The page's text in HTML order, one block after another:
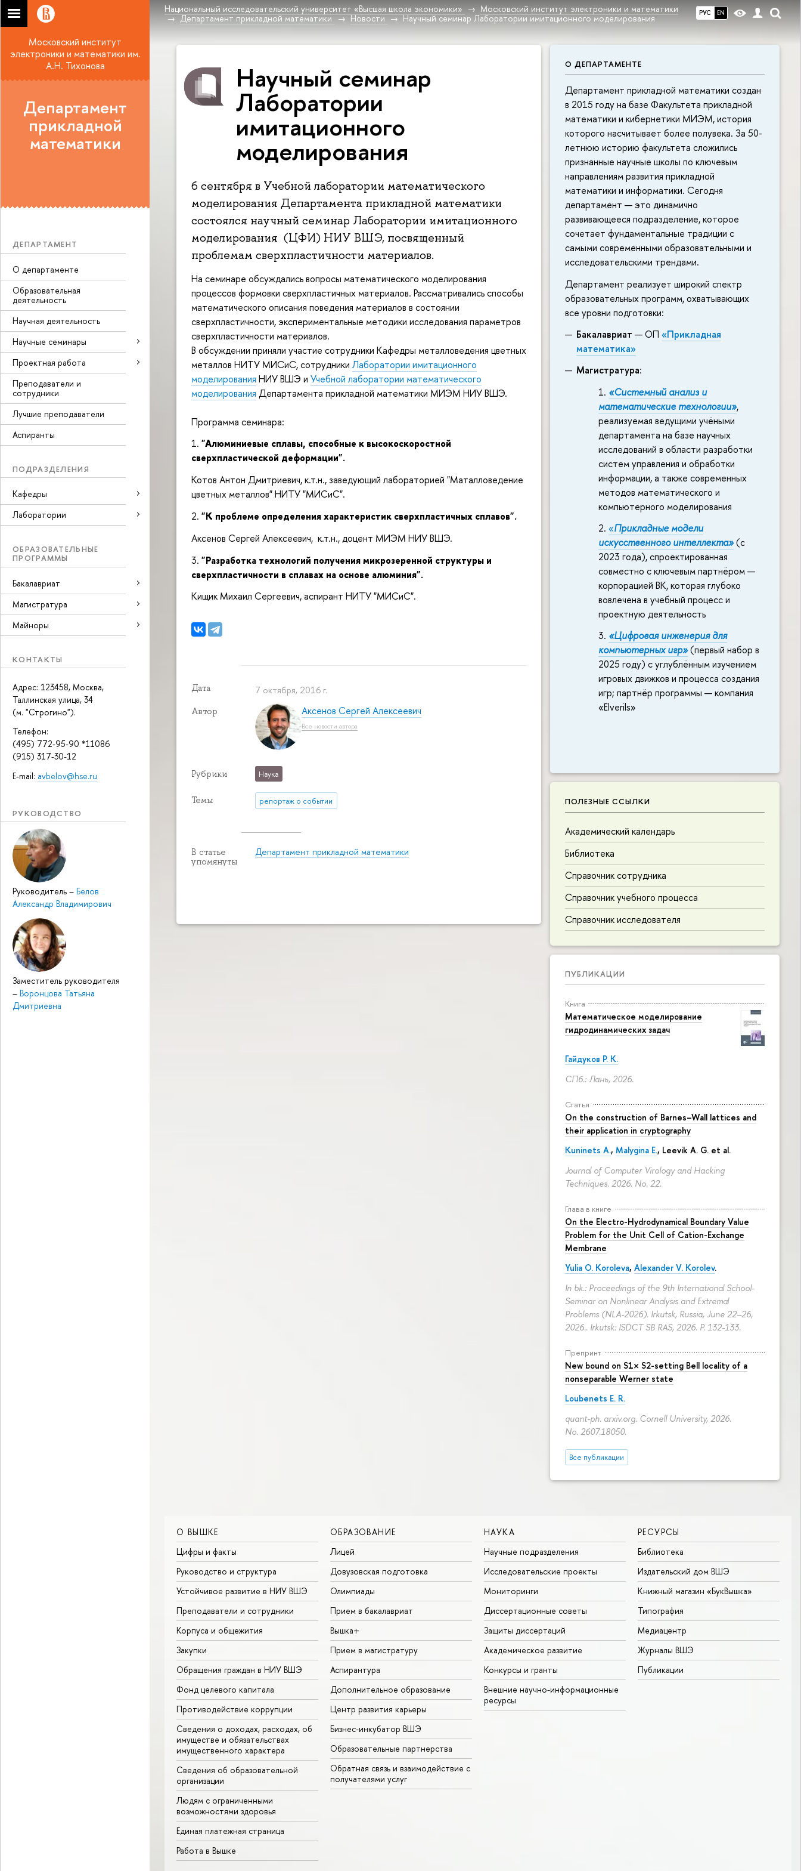
РУС EN
Национальный исследовательский университет «Высшая школа экономики»
Московский институт электроники и математики
Департамент прикладной математики
Новости Научный семинар Лаборатории имитационного моделирования
Московский институт
электроники и математики им.
А.Н. Тихонова
Департамент
прикладной
математики
ДЕПАРТАМЕНТ
О департаменте
Образовательная
деятельность
Научная деятельность
Научные семинары
Проектная работа
Преподаватели и
сотрудники
Лучшие преподаватели
Аспиранты
ПОДРАЗДЕЛЕНИЯ
Кафедры
Лаборатории
ОБРАЗОВАТЕЛЬНЫЕ
ПРОГРАММЫ
Бакалавриат
Магистратура
Майноры
КОНТАКТЫ
Адрес: 123458, Москва,
Таллинская улица, 34
(м. "Строгино").
Телефон:
(495) 772-95-90 *11086
(915) 317-30-12
E-mail: avbelov@hse.ru
РУКОВОДСТВО
Руководитель – Белов
Александр Владимирович
Заместитель руководителя
– Воронцова Татьяна
Дмитриевна
О ДЕПАРТАМЕНТЕ
Департамент прикладной математики создан
в 2015 году на базе Факультета прикладной
математики и кибернетики МИЭМ, история
которого насчитывает более полувека. За 50-
летнюю историю факультета сложились
признанные научные школы по ключевым
направлениям развития прикладной
математики и информатики. Сегодня
департамент — это динамично
развивающееся подразделение, которое
сочетает фундаментальные традиции с
самыми современными образовательными и
исследовательскими трендами.
Департамент реализует широкий спектр
образовательных программ, охватывающих
все уровни подготовки:
Бакалавриат — ОП«Прикладная
математика»
Магистратура:
«Системный анализ и
математические технологии»,
реализуемая ведущими учёными
департамента на базе научных
исследований в области разработки
систем управления и обработки
информации, а также современных
методов математического и
компьютерного моделирования
«Прикладные модели
искусственного интеллекта»(с
2023 года), спроектированная
совместно с ключевым партнёром —
корпорацией ВК, которая глубоко
вовлечена в учебный процесс и
проектную деятельность
«Цифровая инженерия для
компьютерных игр»(первый набор в
2025 году) с углублённым изучением
игровых движков и процесса создания
игр; партнёр программы — компания
«Elverils»
ПОЛЕЗНЫЕ ССЫЛКИ
Академический календарь
Библиотека
Справочник сотрудника
Справочник учебного процесса
Справочник исследователя
ПУБЛИКАЦИИ
Книга
Математическое моделирование
гидродинамических задач
Гайдуков Р. К.
СПб.: Лань, 2026.
Статья
On the construction of Barnes–Wall lattices and
their application in cryptography
Kuninets A., Malygina E., Leevik A. G. et al.
Journal of Computer Virology and Hacking
Techniques. 2026. No. 22.
Глава в книге
On the Electro-Hydrodynamical Boundary Value
Problem for the Unit Cell of Cation-Exchange
Membrane
Yulia O. Koroleva, Alexander V. Korolev.
In bk.: Proceedings of the 9th International School-
Seminar on Nonlinear Analysis and Extremal
Problems (NLA-2026). Irkutsk, Russia, June 22–26,
2026.. Irkutsk: ISDCT SB RAS, 2026. P. 132-133.
Препринт
New bound on S1× S2-setting Bell locality of a
nonseparable Werner state
Loubenets E. R.
quant-ph. arxiv.org. Cornell University, 2026.
No. 2607.18050.
Все публикации
Научный семинар
Лаборатории
имитационного
моделирования
6 сентября в Учебной лаборатории математического
моделирования Департамента прикладной математики
состоялся научный семинар Лаборатории имитационного
моделирования (ЦФИ) НИУ ВШЭ, посвященный
проблемам сверхпластичности материалов.
На семинаре обсуждались вопросы математического моделирования
процессов формовки сверхпластичных материалов. Рассматривались способы
математического описания поведения материалов в состоянии
сверхпластичности, экспериментальные методики исследования параметров
сверхпластичности материалов.
В обсуждении приняли участие сотрудники Кафедры металловедения цветных
металлов НИТУ МИСиС, сотрудникиЛаборатории имитационного
моделирования НИУ ВШЭ и Учебной лаборатории математического
моделирования Департамента прикладной математики МИЭМ НИУ ВШЭ.
Программа семинара:
1. "Алюминиевые сплавы, способные к высокоскоростной
сверхпластической деформации".
Котов Антон Дмитриевич, к.т.н., заведующий лабораторией "Маталловедение
цветных металлов" НИТУ "МИСиС".
2. "К проблеме определения характеристик сверхпластичных сплавов".
Аксенов Сергей Алексеевич, к.т.н., доцент МИЭМ НИУ ВШЭ.
3. "Разработка технологий получения микрозеренной структуры и
сверхпластичности в сплавах на основе алюминия".
Кищик Михаил Сергеевич, аспирант НИТУ "МИСиС".
Дата 7 октября, 2016 г.
Автор Аксенов Сергей Алексеевич
Все новости автора
Рубрики Наука
Темы репортаж о событии
В статье
упомянуты
Департамент прикладной математики
О ВЫШКЕ
Цифры и факты
Руководство и структура
Устойчивое развитие в НИУ ВШЭ
Преподаватели и сотрудники
Корпуса и общежития
Закупки
Обращения граждан в НИУ ВШЭ
Фонд целевого капитала
Противодействие коррупции
Сведения о доходах, расходах, об
имуществе и обязательствах
имущественного характера
Сведения об образовательной
организации
Людям с ограниченными
возможностями здоровья
Единая платежная страница
Работа в Вышке
ОБРАЗОВАНИЕ
Лицей
Довузовская подготовка
Олимпиады
Прием в бакалавриат
Вышка+
Прием в магистратуру
Аспирантура
Дополнительное образование
Центр развития карьеры
Бизнес-инкубатор ВШЭ
Образовательные партнерства
Обратная связь и взаимодействие с
получателями услуг
НАУКА
Научные подразделения
Исследовательские проекты
Мониторинги
Диссертационные советы
Защиты диссертаций
Академическое развитие
Конкурсы и гранты
Внешние научно-информационные
ресурсы
РЕСУРСЫ
Библиотека
Издательский дом ВШЭ
Книжный магазин «БукВышка»
Типография
Медиацентр
Журналы ВШЭ
Публикации